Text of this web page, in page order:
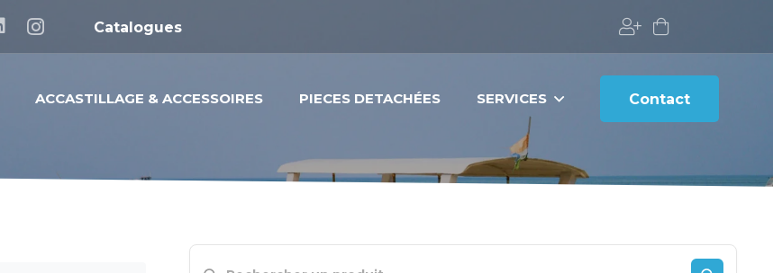
Catalogues
ACCASTILLAGE & ACCESSOIRES PIECES DETACHÉES SERVICES Contact